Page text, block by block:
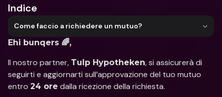
Indice
Come faccio a richiedere un mutuo?
Ehi bunqers 🌈,
Il nostro partner, Tulp Hypotheken, si assicurerà di
seguirti e aggiornarti sull’approvazione del tuo mutuo
entro 24 ore dalla ricezione della richiesta.